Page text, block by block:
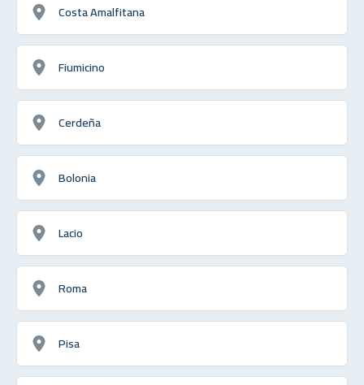
Costa Amalfitana
Fiumicino
Cerdeña
Bolonia
Lacio
Roma
Pisa